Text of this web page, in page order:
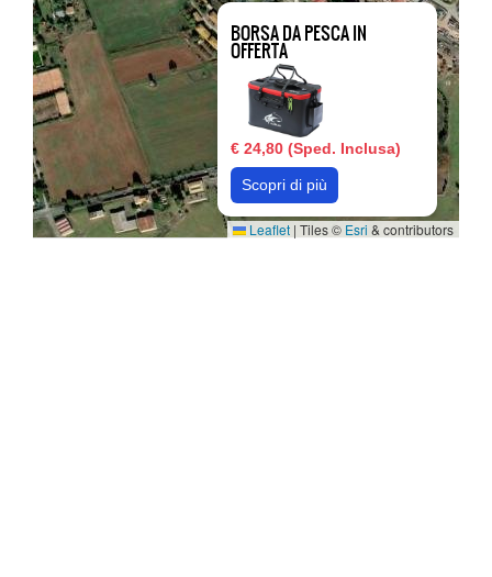
BORSA DA PESCA IN
OFFERTA
€ 24,80 (Sped. Inclusa)
Scopri di più
Leaflet | Tiles © Esri & contributors